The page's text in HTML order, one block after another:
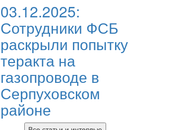
03.12.2025:
Сотрудники ФСБ
раскрыли попытку
теракта на
газопроводе в
Серпуховском
районе